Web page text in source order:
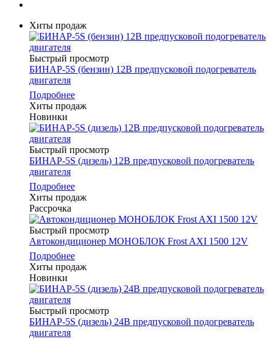
Хиты продаж
Быстрый просмотр
БИНАР-5S (бензин) 12В предпусковой подогреватель
двигателя
Подробнее
Хиты продаж
Новинки
Быстрый просмотр
БИНАР-5S (дизель) 12В предпусковой подогреватель
двигателя
Подробнее
Хиты продаж
Рассрочка
Быстрый просмотр
Автокондиционер МОНОБЛОК Frost AXI 1500 12V
Подробнее
Хиты продаж
Новинки
Быстрый просмотр
БИНАР-5S (дизель) 24В предпусковой подогреватель
двигателя